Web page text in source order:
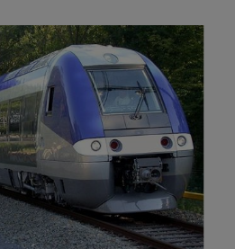
07h07 3'06"
13h04 2'24"
12h03 2'24"
10h05 3'49"
09h32 2'15"
09h06 3'51"
08h33 2'44"